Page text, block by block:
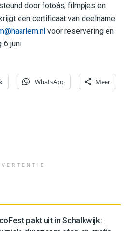
door fotoâs, filmpjes en
een certificaat van deelname.
voor reservering en
6 juni.
WhatsApp Meer
pakt uit in Schalkwijk: